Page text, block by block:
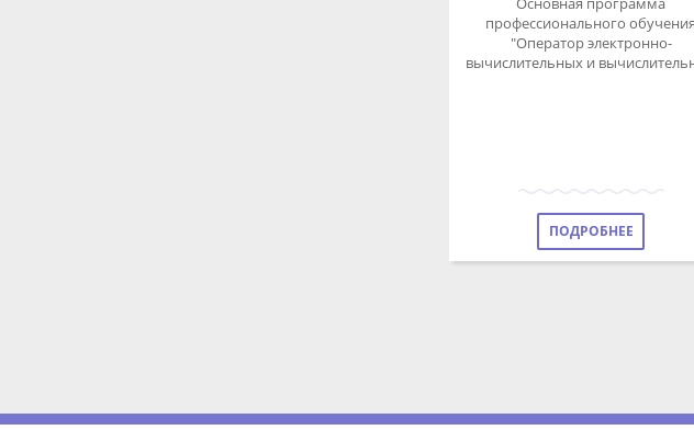
профессионального обучения
"Оператор электронно-
вычислительных и вычислительных
машин" для школьников
ПОДРОБНЕЕ